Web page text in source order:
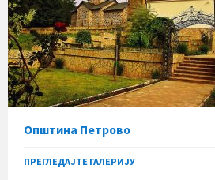
Општина Петрово
ПРЕГЛЕДАЈТЕ ГАЛЕРИЈУ